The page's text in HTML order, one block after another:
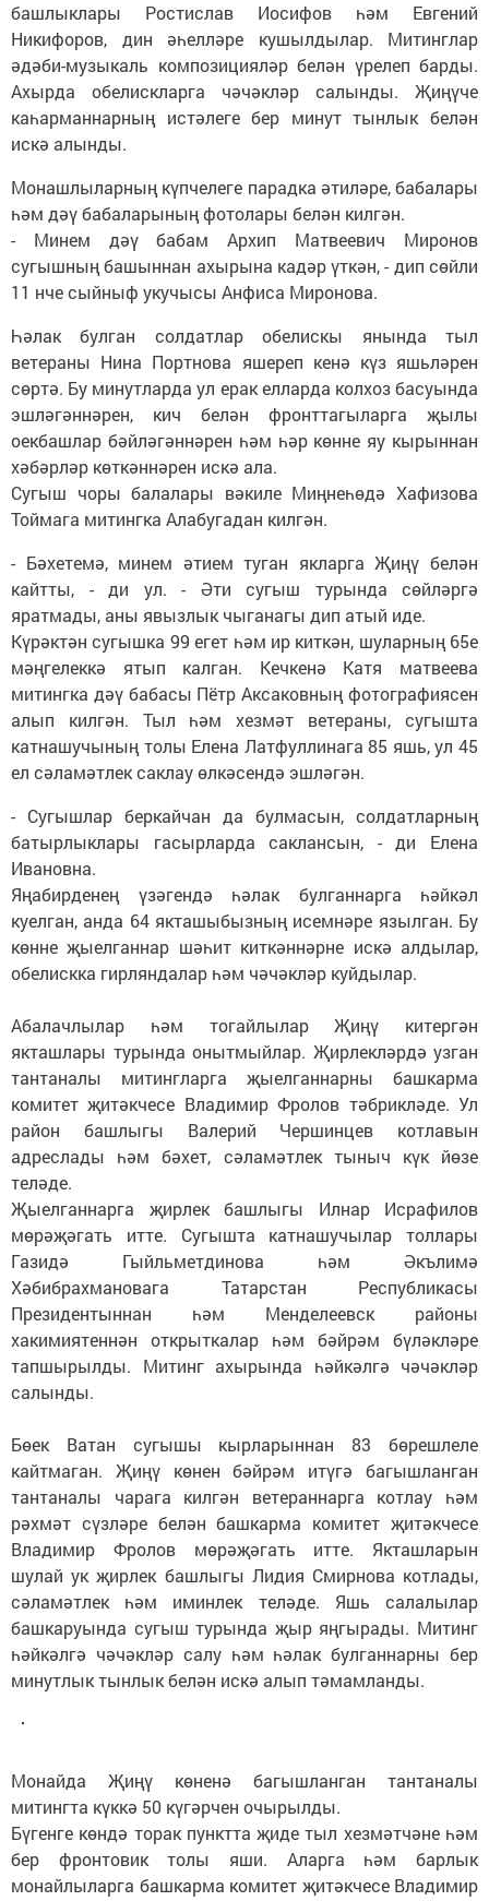
башлыклары Ростислав Иосифов һәм Евгений
Никифоров, дин әһелләре кушылдылар. Митинглар
әдәби-музыкаль композицияләр белән үрелеп барды.
Ахырда обелискларга чәчәкләр салынды. Җиңүче
каһарманнарның истәлеге бер минут тынлык белән
искә алынды.
Монашлыларның күпчелеге парадка әтиләре, бабалары
һәм дәү бабаларының фотолары белән килгән.
- Минем дәү бабам Архип Матвеевич Миронов
сугышның башыннан ахырына кадәр үткән, - дип сөйли
11 нче сыйныф укучысы Анфиса Миронова.
Һәлак булган солдатлар обелискы янында тыл
ветераны Нина Портнова яшереп кенә күз яшьләрен
сөртә. Бу минутларда ул ерак елларда колхоз басуында
эшләгәннәрен, кич белән фронттагыларга җылы
оекбашлар бәйләгәннәрен һәм һәр көнне яу кырыннан
хәбәрләр көткәннәрен искә ала.
Сугыш чоры балалары вәкиле Миңнеһөдә Хафизова
Тоймага митингка Алабугадан килгән.
- Бәхетемә, минем әтием туган якларга Җиңү белән
кайтты, - ди ул. - Әти сугыш турында сөйләргә
яратмады, аны явызлык чыганагы дип атый иде.
Күрәктән сугышка 99 егет һәм ир киткән, шуларның 65е
мәңгелеккә ятып калган. Кечкенә Катя матвеева
митингка дәү бабасы Пётр Аксаковның фотографиясен
алып килгән. Тыл һәм хезмәт ветераны, сугышта
катнашучының толы Елена Латфуллинага 85 яшь, ул 45
ел сәламәтлек саклау өлкәсендә эшләгән.
- Сугышлар беркайчан да булмасын, солдатларның
батырлыклары гасырларда саклансын, - ди Елена
Ивановна.
Яңабирденең үзәгендә һәлак булганнарга һәйкәл
куелган, анда 64 якташыбызның исемнәре язылган. Бу
көнне җыелганнар шәһит киткәннәрне искә алдылар,
обелискка гирляндалар һәм чәчәкләр куйдылар.
Абалачлылар һәм тогайлылар Җиңү китергән
якташлары турында онытмыйлар. Җирлекләрдә узган
тантаналы митингларга җыелганнарны башкарма
комитет җитәкчесе Владимир Фролов тәбрикләде. Ул
район башлыгы Валерий Чершинцев котлавын
адреслады һәм бәхет, сәламәтлек тыныч күк йөзе
теләде.
Җыелганнарга җирлек башлыгы Илнар Исрафилов
мөрәҗәгать итте. Сугышта катнашучылар толлары
Газидә Гыйльметдинова һәм Әкълимә
Хәбибрахмановага Татарстан Республикасы
Президентыннан һәм Менделеевск районы
хакимиятеннән открыткалар һәм бәйрәм бүләкләре
тапшырылды. Митинг ахырында һәйкәлгә чәчәкләр
салынды.
Бөек Ватан сугышы кырларыннан 83 бөрешлеле
кайтмаган. Җиңү көнен бәйрәм итүгә багышланган
тантаналы чарага килгән ветераннарга котлау һәм
рәхмәт сүзләре белән башкарма комитет җитәкчесе
Владимир Фролов мөрәҗәгать итте. Якташларын
шулай ук җирлек башлыгы Лидия Смирнова котлады,
сәламәтлек һәм иминлек теләде. Яшь салалылар
башкаруында сугыш турында җыр яңгырады. Митинг
һәйкәлгә чәчәкләр салу һәм һәлак булганнарны бер
минутлык тынлык белән искә алып тәмамланды.
Монайда Җиңү көненә багышланган тантаналы
митингта күккә 50 күгәрчен очырылды.
Бүгенге көндә торак пунктта җиде тыл хезмәтчәне һәм
бер фронтовик толы яши. Аларга һәм барлык
монайлыларга башкарма комитет җитәкчесе Владимир